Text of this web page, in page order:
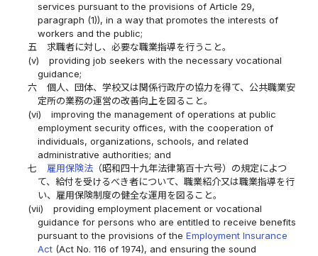
services pursuant to the provisions of Article 29,
paragraph (1)), in a way that promotes the interests of
workers and the public;
五
求職者に対し、必要な職業指導を行うこと。
(v)
providing job seekers with the necessary vocational
guidance;
六
個人、団体、学校又は関係行政庁の協力を得て、公共職業安
定所の業務の運営の改善向上を図ること。
(vi)
improving the management of operations at public
employment security offices, with the cooperation of
individuals, organizations, schools, and related
administrative authorities; and
七
雇用保険法（昭和四十九年法律第百十六号）の規定によつ
て、給付を受けるべき者について、職業紹介又は職業指導を行
い、雇用保険制度の健全な運用を図ること。
(vii)
providing employment placement or vocational
guidance for persons who are entitled to receive benefits
pursuant to the provisions of the Employment Insurance
Act(Act No. 116 of 1974), and ensuring the sound